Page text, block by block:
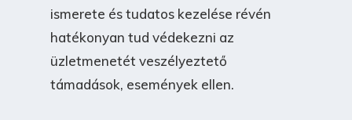
ismerete és tudatos kezelése révén
hatékonyan tud védekezni az
üzletmenetét veszélyeztető
támadások, események ellen.